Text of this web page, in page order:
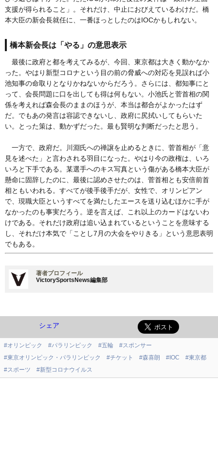
支援が得られること」。それだけ、中止におびえているわけだ。橋
本大臣の新会長就任に、一番ほっとしたのはIOCかもしれない。
橋本新会長は「やる」の意思表示
最後に政府と都を考えてみるが、今回、東京都は大きく動かなか
った。やはり新型コロナという目の前の脅威への対応を見誤れば小
池知事の命取りとなりかねないからだろう。さらには、都知事にと
って、会長問題に口を出しても得は何もない。小池氏と菅首相の関
係を考えれば森会長のままのほうが、本当は都合がよかったはず
だ。でもあの発言は容認できないし、政府に尻拭いしてもらいた
い。とった策は、動かずだった。最も賢明な判断だったと思う。
一方で、政府だ。川淵氏への禅譲を止めるときに、菅首相が「意
見を述べた」と言わされる羽目になった。やはり今の政権は、いろ
いろと下手である。某選手へのキス写真という傷がある橋本大臣が
懸命に固辞したのに、最後に認めさせたのは、菅首相とも安倍前首
相ともいわれる。すべてが後手後手だが、女性で、オリンピアン
で、現職大臣というすべてを満たしたエースを送り込むほかに手が
なかったのも事実だろう。逆を言えば、これ以上のカードはないわ
けである。それだけ政府は追い込まれているということを意味する
し、それだけ本気で「ことし7月の大会をやりきる」という意思表明
でもある。
著者プロフィール
VictorySportsNews編集部
シェア
#オリンピック #パラリンピック #五輪
#スポンサー
#東京オリンピック・パラリンピック
#チケット #森喜朗 #IOC
#東京都
#スポーツ
#新型コロナウイルス